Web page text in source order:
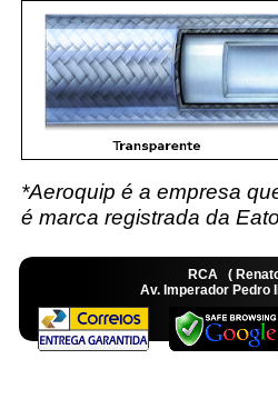
*Aeroquip é a empresa
é marca registrada da Eato
RCA (
Av. Imperador